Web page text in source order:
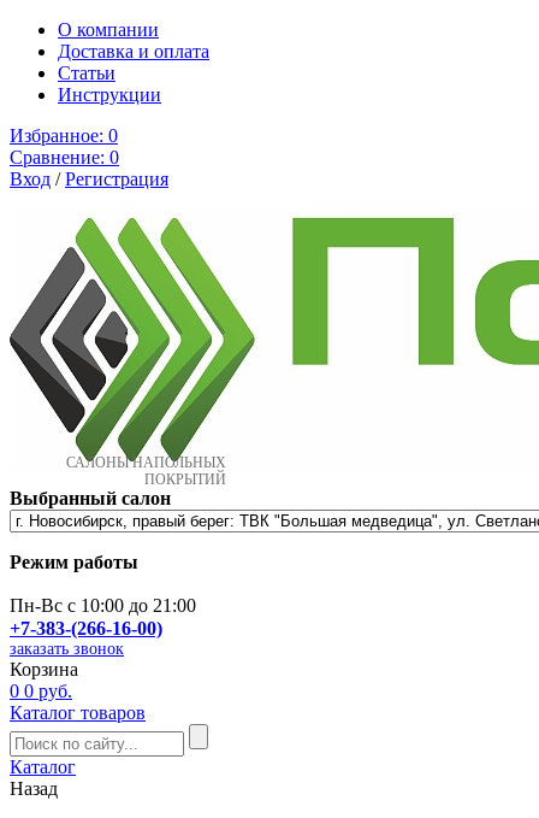
О компании
Доставка и оплата
Cтатьи
Инструкции
Избранное: 0
Сравнение: 0
Вход /Регистрация
САЛОНЫ НАПОЛЬНЫХ
ПОКРЫТИЙ
Выбранный салон
Режим работы
Пн-Вс с 10:00 до 21:00
+7-383-(266-16-00)
заказать звонок
Корзина
0 0 руб.
Каталог товаров
Каталог
Назад